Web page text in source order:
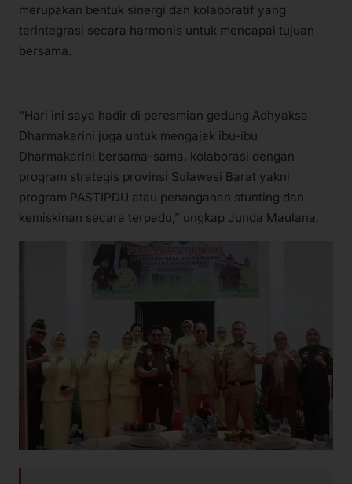
merupakan bentuk sinergi dan kolaboratif yang
terintegrasi secara harmonis untuk mencapai tujuan
bersama.
“Hari ini saya hadir di peresmian gedung Adhyaksa
Dharmakarini juga untuk mengajak ibu-ibu
Dharmakarini bersama-sama, kolaborasi dengan
program strategis provinsi Sulawesi Barat yakni
program PASTIPDU atau penanganan stunting dan
kemiskinan secara terpadu,” ungkap Junda Maulana.